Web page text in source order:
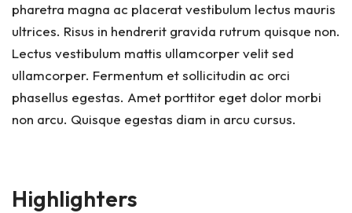
pharetra magna ac placerat vestibulum lectus mauris
ultrices. Risus in hendrerit gravida rutrum quisque non.
Lectus vestibulum mattis ullamcorper velit sed
ullamcorper. Fermentum et sollicitudin ac orci
phasellus egestas. Amet porttitor eget dolor morbi
non arcu. Quisque egestas diam in arcu cursus.
Highlighters